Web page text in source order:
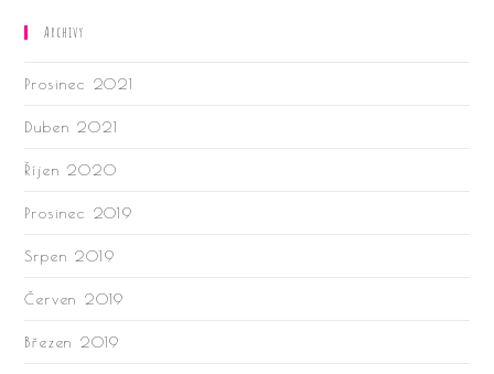
Archivy
Prosinec 2021
Duben 2021
Říjen 2020
Prosinec 2019
Srpen 2019
Červen 2019
Březen 2019